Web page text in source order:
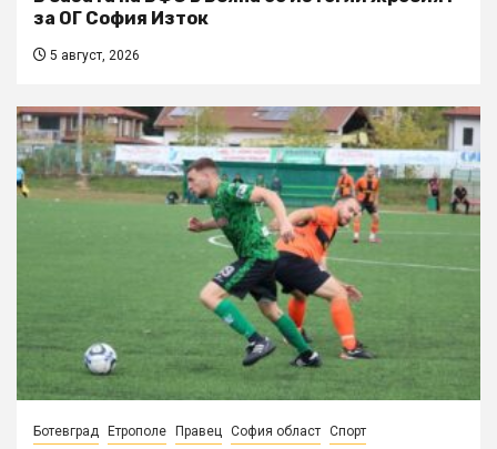
за ОГ София Изток
5 август, 2026
Ботевград Етрополе Правец София област Спорт